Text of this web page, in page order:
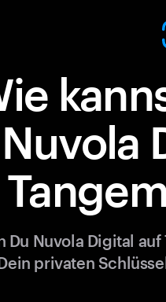
Nuvola
Du Nuvola Digital
privaten